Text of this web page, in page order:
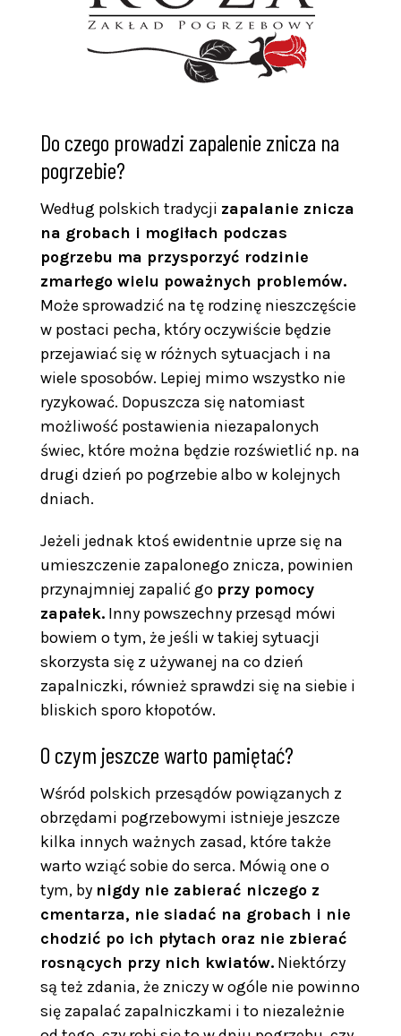
Do czego prowadzi zapalenie znicza na
pogrzebie?
Według polskich tradycji zapalanie znicza
na grobach i mogiłach podczas
pogrzebu ma przysporzyć rodzinie
zmarłego wielu poważnych problemów.
Może sprowadzić na tę rodzinę nieszczęście
w postaci pecha, który oczywiście będzie
przejawiać się w różnych sytuacjach i na
wiele sposobów. Lepiej mimo wszystko nie
ryzykować. Dopuszcza się natomiast
możliwość postawienia niezapalonych
świec, które można będzie rozświetlić np. na
drugi dzień po pogrzebie albo w kolejnych
dniach.
Jeżeli jednak ktoś ewidentnie uprze się na
umieszczenie zapalonego znicza, powinien
przynajmniej zapalić go przy pomocy
zapałek. Inny powszechny przesąd mówi
bowiem o tym, że jeśli w takiej sytuacji
skorzysta się z używanej na co dzień
zapalniczki, również sprawdzi się na siebie i
bliskich sporo kłopotów.
O czym jeszcze warto pamiętać?
Wśród polskich przesądów powiązanych z
obrzędami pogrzebowymi istnieje jeszcze
kilka innych ważnych zasad, które także
warto wziąć sobie do serca. Mówią one o
tym, by nigdy nie zabierać niczego z
cmentarza, nie siadać na grobach i nie
chodzić po ich płytach oraz nie zbierać
rosnących przy nich kwiatów. Niektórzy
są też zdania, że zniczy w ogóle nie powinno
się zapalać zapalniczkami i to niezależnie